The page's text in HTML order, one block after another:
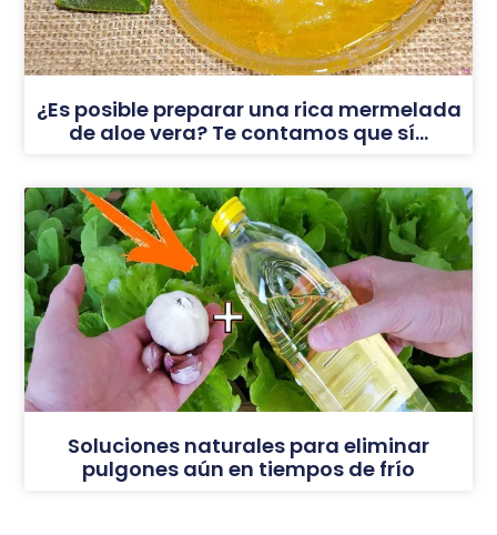
¿Es posible preparar una rica mermelada
de aloe vera? Te contamos que sí…
Soluciones naturales para eliminar
pulgones aún en tiempos de frío